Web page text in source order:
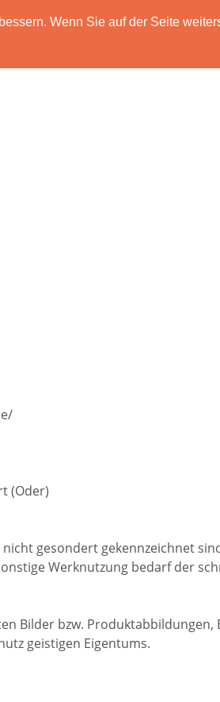
Wenn Sie auf der Seite
HOME FUNKTIONEN
(Oder)
gesondert gekennzeichnet
Werknutzung bedarf der
Bilder bzw.
geistigen Eigentums.